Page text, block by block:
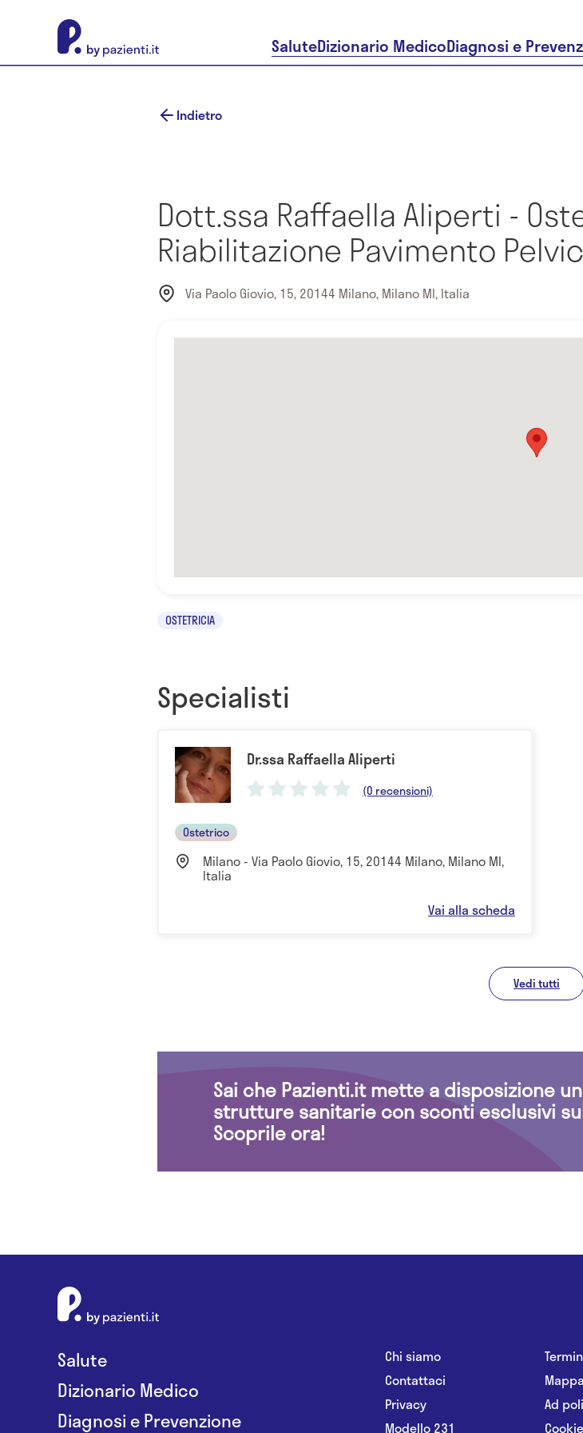
SaluteDizionario MedicoDiagnosi e
Indietro
Dott.ssa Raffaella Aliperti -
Riabilitazione Pavimento
Via Paolo Giovio, 15, 20144 Milano, Milano MI, Italia
OSTETRICIA
Specialisti
Dr.ssa Raffaella Aliperti
(0 recensioni)
Ostetrico
Milano - Via Paolo Giovio, 15, 20144 Milano, Milano MI,
Italia
Vai alla scheda
Vedi tutti
Sai che Pazienti.it mette a disposizione
strutture sanitarie con sconti esclusivi
Scoprile ora!
Salute
Dizionario Medico
Diagnosi e Prevenzione
Chi siamo
Contattaci
Privacy
Modello 231
Ad